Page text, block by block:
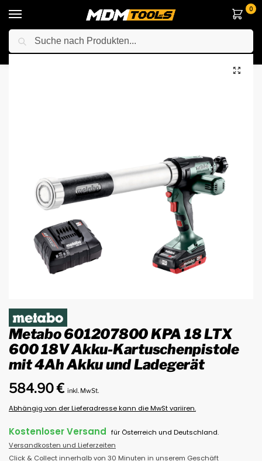
0
Startseite / Elektrowerkzeuge / Anderes Elektrowerkzeuge
Metabo 601207800 KPA 18 LTX
600 18V Akku-Kartuschenpistole
mit 4Ah Akku und Ladegerät
584.90€ inkl. MwSt.
Abhängig von der Lieferadresse kann die MwSt variiren.
Kostenloser Versand für Österreich und Deutschland.
Versandkosten und Lieferzeiten
Click & Collect innerhalb von 30 Minuten in unserem Geschäft